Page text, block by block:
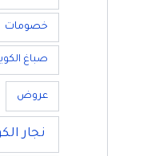
خصومات
صباغ
عروض
نجار